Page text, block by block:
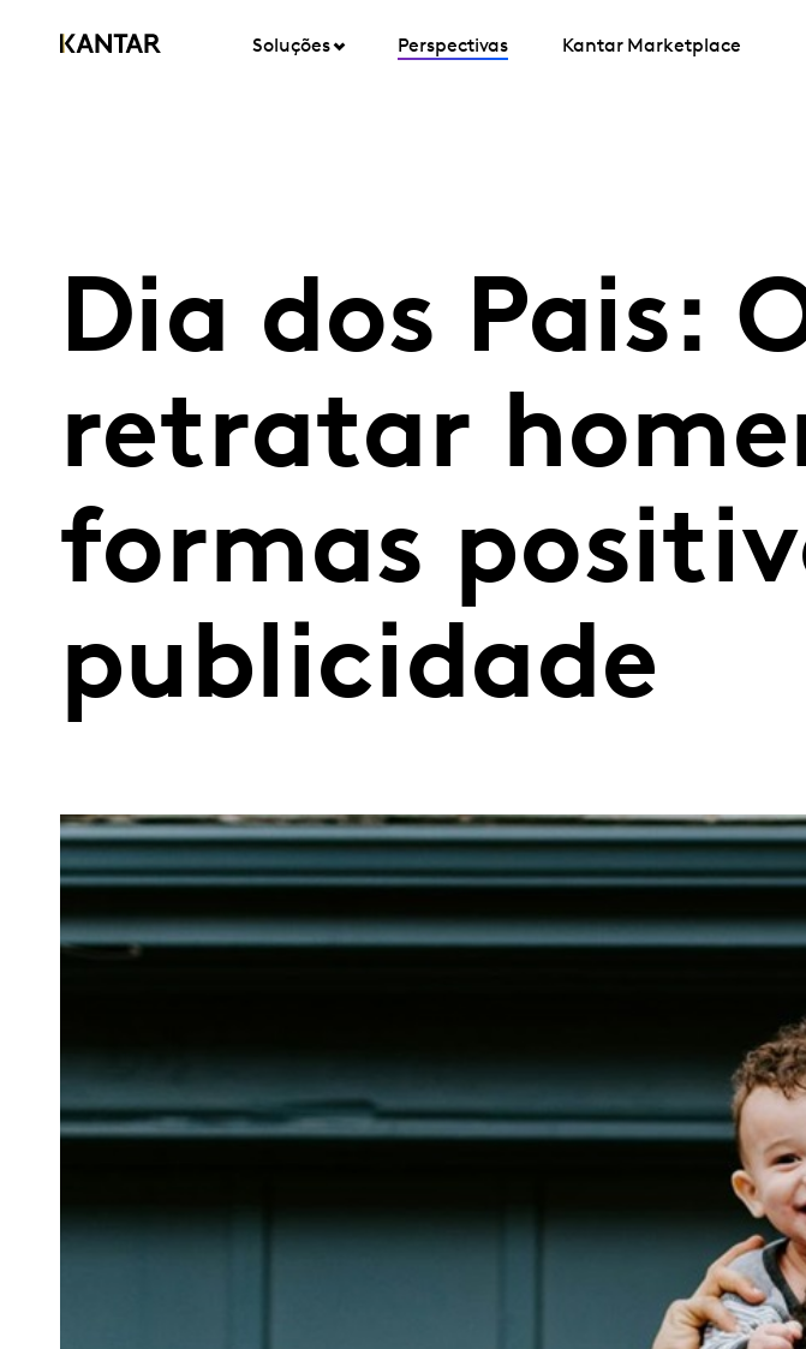
Soluções Perspectivas Kantar Marketplace
Dia dos Pais:
retratar
formas
publicidade